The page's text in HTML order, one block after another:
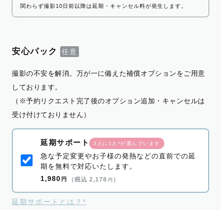
関わらず撮影10日前以降は延期・キャンセル料が発生します。
安心パック
撮影の不安を解消。万が一に備えた補償オプションをご用意
しております。
（※予約リクエスト完了後のオプション追加・キャンセルは
受け付けておりません）
延期サポート 3人に1人*が選んでいます
急な予定変更やお子様の発熱などの直前での延
期を無料で対応いたします。
1,980 円 （税込 2,178 円 ）
延期サポートとは？*